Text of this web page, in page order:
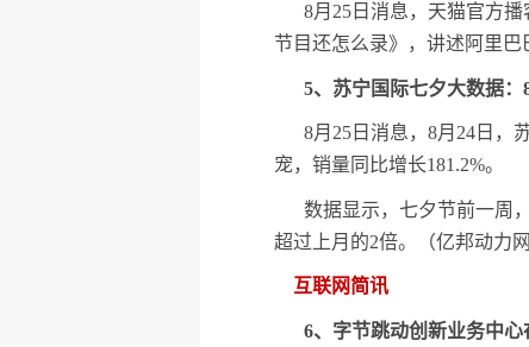
8月25日消息，天猫官方
节目还怎么录》，讲述阿里巴
5、苏宁国际七夕大数据：
8月25日消息，8月24日，
宠，销量同比增长181.2%。
数据显示，七夕节前一周
超过上月的2倍。（亿邦动力网
互联网简讯
6、字节跳动创新业务中